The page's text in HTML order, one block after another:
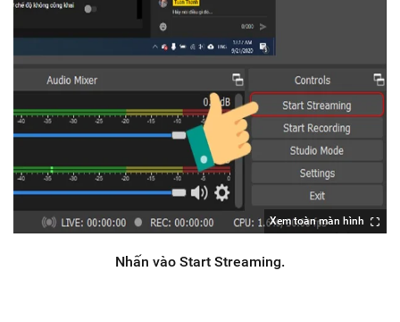
Xem toàn màn hình
Nhấn vào Start Streaming.